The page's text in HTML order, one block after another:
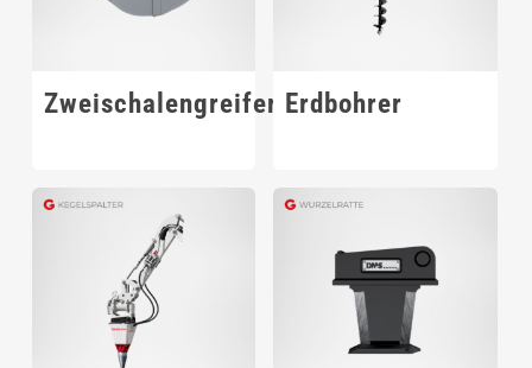
Zweischalengreifer Erdbohrer